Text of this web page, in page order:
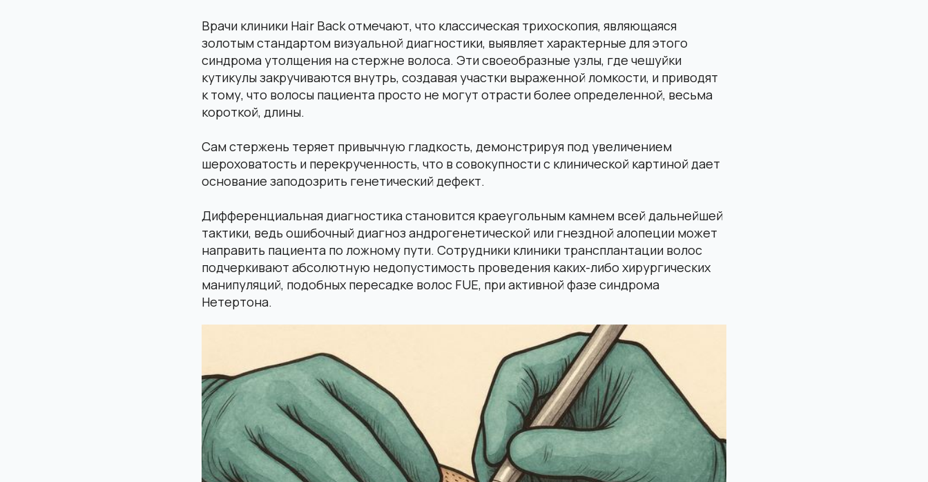
Врачи клиники Hair Back отмечают, что классическая трихоскопия, являющаяся
золотым стандартом визуальной диагностики, выявляет характерные для этого
синдрома утолщения на стержне волоса. Эти своеобразные узлы, где чешуйки
кутикулы закручиваются внутрь, создавая участки выраженной ломкости, и приводят
к тому, что волосы пациента просто не могут отрасти более определенной, весьма
короткой, длины.
Сам стержень теряет привычную гладкость, демонстрируя под увеличением
шероховатость и перекрученность, что в совокупности с клинической картиной дает
основание заподозрить генетический дефект.
Дифференциальная диагностика становится краеугольным камнем всей дальнейшей
тактики, ведь ошибочный диагноз андрогенетической или гнездной алопеции может
направить пациента по ложному пути. Сотрудники клиники трансплантации волос
подчеркивают абсолютную недопустимость проведения каких-либо хирургических
манипуляций, подобных пересадке волос FUE, при активной фазе синдрома
Нетертона.